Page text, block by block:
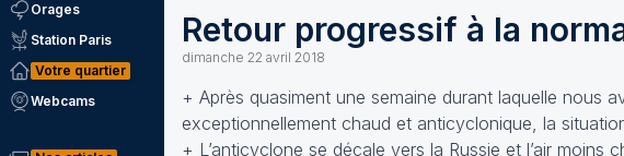
Orages
Station Paris
Votre quartier
Webcams
Retour progressif à la
dimanche 22 avril 2018
+ Après quasiment une semaine durant laquelle nous
exceptionnellement chaud et anticyclonique, la
+ L’anticyclone se décale vers la Russie et l’air